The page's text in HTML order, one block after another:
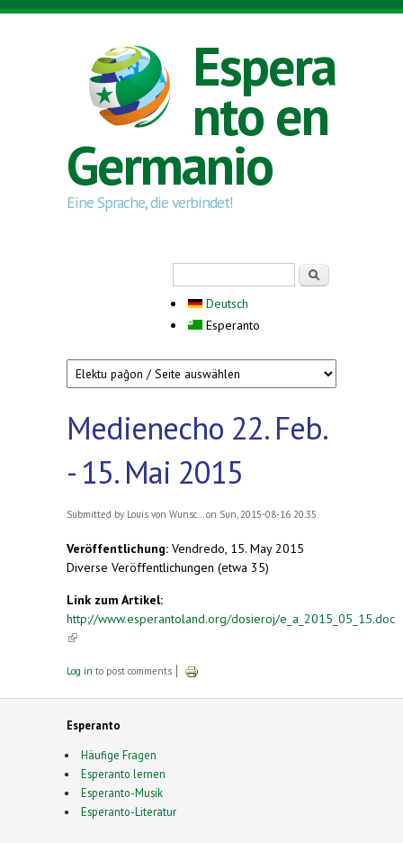
Skip to main content
Espera
nto en
Germanio
Eine Sprache, die verbindet!
Deutsch
Esperanto
Medienecho 22. Feb.
- 15. Mai 2015
Submitted by Louis von Wunsc... on Sun, 2015-08-16 20:35
Veröffentlichung: Vendredo, 15. May 2015
Diverse Veröffentlichungen (etwa 35)
Link zum Artikel:
http://www.esperantoland.org/dosieroj/e_a_2015_05_15.doc
(link is external)
Log in to post comments
Esperanto
Häufige Fragen
Esperanto lernen
Esperanto-Musik
Esperanto-Literatur